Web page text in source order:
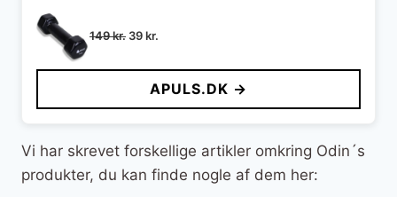
149kr. Den
pris
149 kr..
39kr.
pris
er:
39 kr..
APULS.DK →
Vi har skrevet forskellige artikler omkring Odin´s
produkter, du kan finde nogle af dem her: